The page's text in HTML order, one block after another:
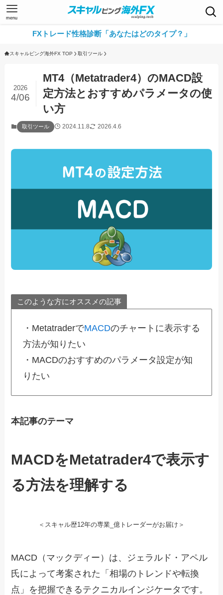
menu
FXトレード性格診断「あなたはどのタイプ？」
スキャルピング海外FX TOP 取引ツール
MT4（Metatrader4）のMACD設
定方法とおすすめパラメータの使
い方
2026
4/06
取引ツール 2024.11.8 2026.4.6
このような方にオススメの記事
・MetatraderでMACDのチャートに表示する
方法が知りたい
・MACDのおすすめのパラメータ設定が知
りたい
本記事のテーマ
MACDをMetatrader4で表示す
る方法を理解する
＜スキャル歴12年の専業_億トレーダーがお届け＞
MACD（マックディー）は、ジェラルド・アペル
氏によって考案された「相場のトレンドや転換
点」を把握できるテクニカルインジケータです。